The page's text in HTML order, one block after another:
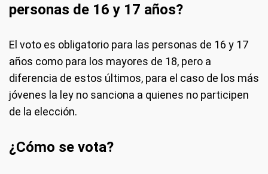
personas de 16 y 17 años?
El voto es obligatorio para las personas de 16 y 17
años como para los mayores de 18, pero a
diferencia de estos últimos, para el caso de los más
jóvenes la ley no sanciona a quienes no participen
de la elección.
¿Cómo se vota?